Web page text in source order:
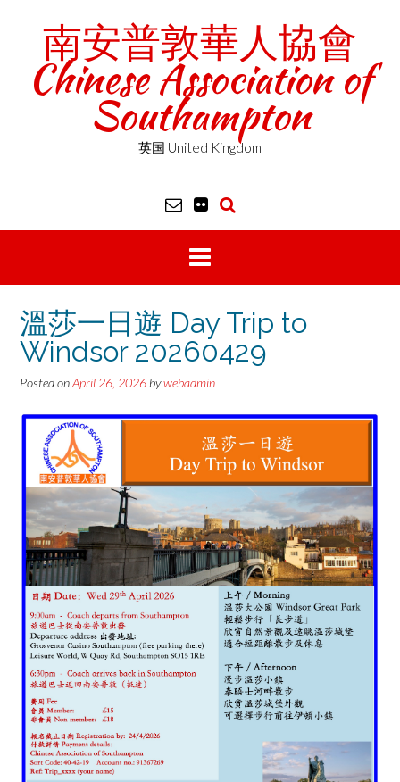
南安普敦華人協會
Chinese Association of
Southampton
英国 United Kingdom
溫莎一日遊 Day Trip to
Windsor 20260429
Posted onApril 26, 2026 bywebadmin